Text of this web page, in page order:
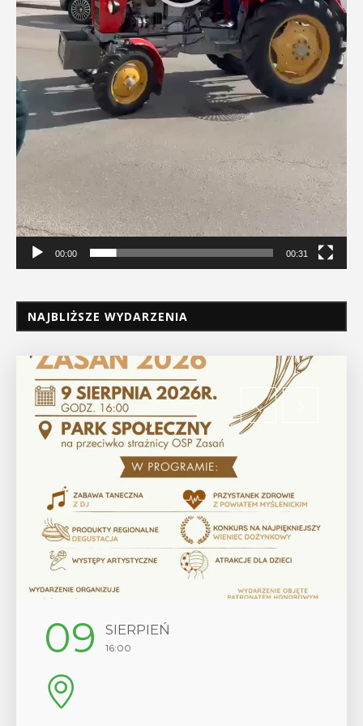
00:00 00:31
NAJBLIŻSZE WYDARZENIA